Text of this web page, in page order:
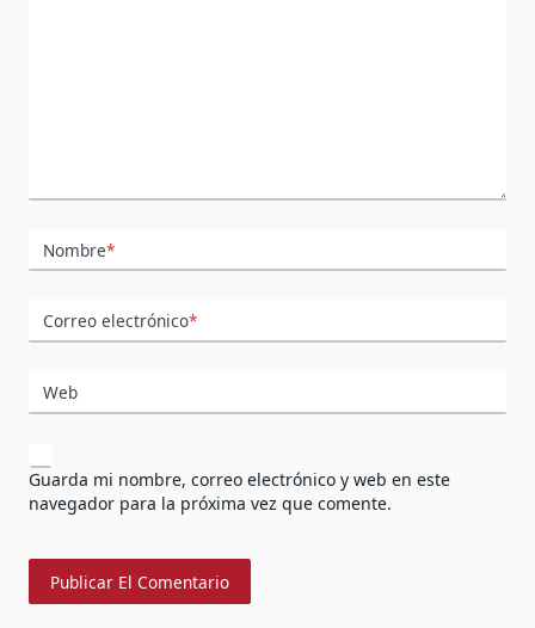
Nombre*
Correo electrónico*
Web
Guarda mi nombre, correo electrónico y web en este
navegador para la próxima vez que comente.